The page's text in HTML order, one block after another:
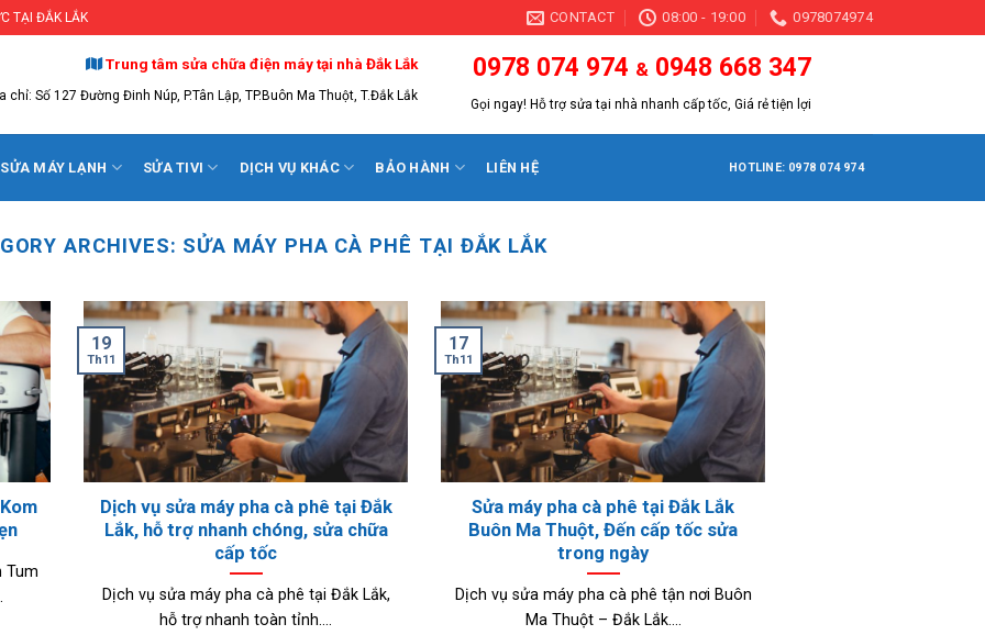
TẠI ĐẮK LẮK CONTACT 08:00 - 19:00 0978074974
Trung tâm sửa chữa điện máy tại nhà Đắk Lắk
chỉ: Số 127 Đường Đinh Núp, P.Tân Lập, TP.Buôn Ma Thuột, T.Đắk Lắk
0978 074 974 & 0948 668 347
Gọi ngay! Hỗ trợ sửa tại nhà nhanh cấp tốc, Giá rẻ tiện lợi
SỬA MÁY LẠNH SỬA TIVI DỊCH VỤ KHÁC BẢO HÀNH LIÊN HỆ HOTLINE: 0978 074 974
ARCHIVES: SỬA MÁY PHA CÀ PHÊ TẠI ĐẮK LẮK
Tum
Dịch vụ sửa máy pha cà phê tại Đắk
Lắk, hỗ trợ nhanh chóng, sửa chữa
cấp tốc
Dịch vụ sửa máy pha cà phê tại Đắk Lắk,
hỗ trợ nhanh toàn tỉnh....
19
Th11
Sửa máy pha cà phê tại Đắk Lắk
Buôn Ma Thuột, Đến cấp tốc sửa
trong ngày
Dịch vụ sửa máy pha cà phê tận nơi Buôn
Ma Thuột – Đắk Lắk....
17
Th11